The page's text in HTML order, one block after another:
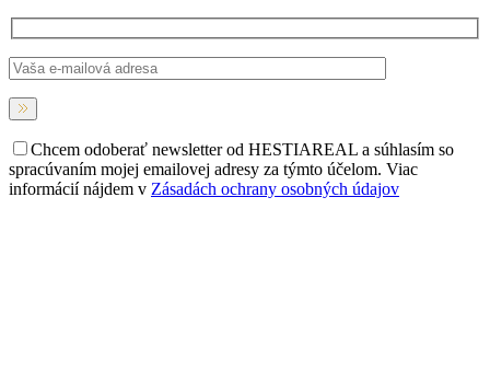
Chcem odoberať newsletter od HESTIAREAL a súhlasím so
spracúvaním mojej emailovej adresy za týmto účelom. Viac
informácií nájdem v Zásadách ochrany osobných údajov